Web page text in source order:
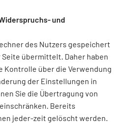
und
des Nutzers gespeichert
übermittelt. Daher haben
Kontrolle über die Verwendung
der Einstellungen in
Sie die Übertragung von
Bereits
jeder-zeit gelöscht werden.